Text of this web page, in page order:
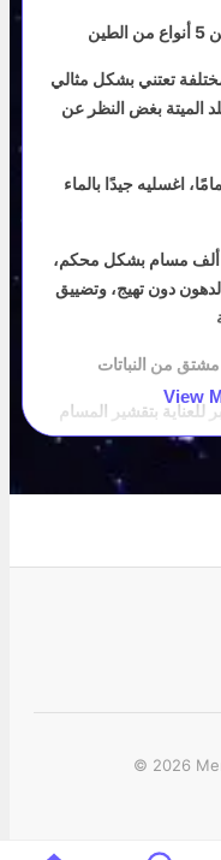
تعتني بشكل مثالي
الميتة بغض النظر عن
اغسليه جيدًا بالماء
تعمل هذه الطريقة على غلق حوالي 20 ألف مسام بشكل محكم،
دون تهيج، وتضييق
من النباتات
من شجرة الكينا
© 2026